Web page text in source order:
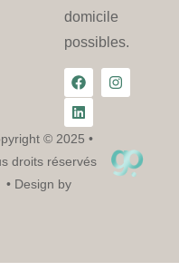
domicile
possibles.
© 2025 •
droits réservés
• Design by